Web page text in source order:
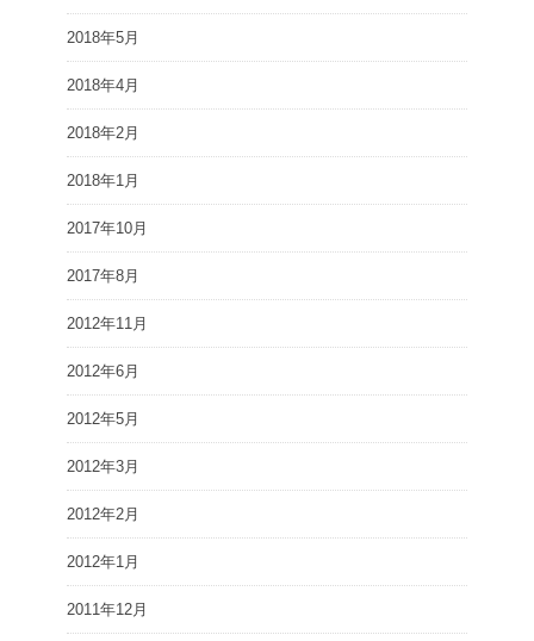
2018年5月
2018年4月
2018年2月
2018年1月
2017年10月
2017年8月
2012年11月
2012年6月
2012年5月
2012年3月
2012年2月
2012年1月
2011年12月